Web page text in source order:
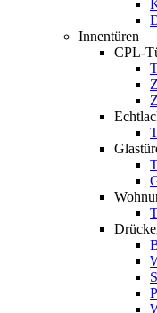
Innentüren
CPL-